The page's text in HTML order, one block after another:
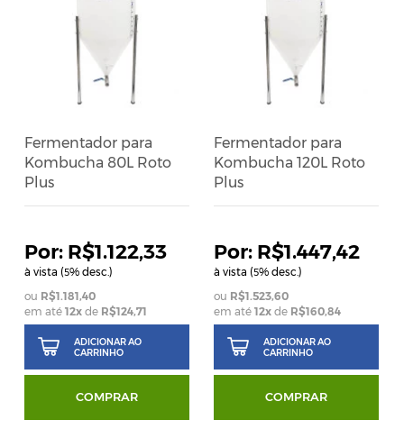
Fermentador para
Kombucha 80L Roto
Plus
R$1.122,33
à vista (5% desc.)
R$1.181,40
em até12x de R$124,71
ADICIONAR AO
CARRINHO
COMPRAR
Fermentador para
Kombucha 120L Roto
Plus
R$1.447,42
à vista (5% desc.)
R$1.523,60
em até 12xde R$160,84
ADICIONAR AO
CARRINHO
COMPRAR